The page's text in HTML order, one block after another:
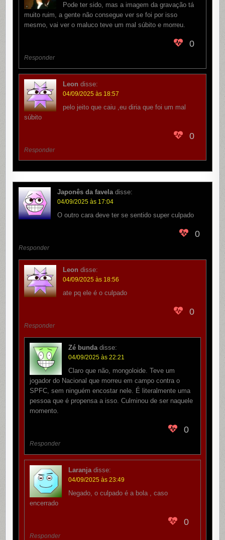
Pode ter sido, mas a imagem da gravação tá
muito ruim, a gente não consegue ver se foi por isso
mesmo, vai ver o maluco teve um mal súbito e morreu.
0
Responder
Leon disse:
04/09/2025 às 18:57
pelo jeito que caiu ,eu diria que foi um mal
súbito
0
Responder
Japonês da favela disse:
04/09/2025 às 17:04
O outro cara deve ter se sentido super culpado
0
Responder
Leon disse:
04/09/2025 às 18:56
ate pq ele é o culpado
0
Responder
Zé bunda disse:
04/09/2025 às 22:21
Claro que não, mongoloide. Teve um
jogador do Nacional que morreu em campo contra o
SPFC, sem ninguém encostar nele. É literalmente uma
pessoa que é propensa a isso. Culminou de ser naquele
momento.
0
Responder
Laranja disse:
04/09/2025 às 23:49
Negado, o culpado é a bola , caso
encerrado
0
Responder